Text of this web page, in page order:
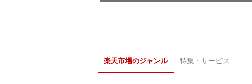
楽天市場のジャンル 特集・サービス